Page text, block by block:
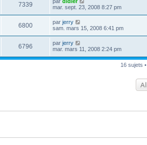
a
g
e
m
e
s
s
a
g
e
i
e
r
m
e
s
s
a
g
e
7339
u
e
i
e
r
m
e
s
s
mar. sept. 23, 2008 8:27 pm
6800V
u
D
e
i
e
r
par jerry
sam. mars 15, 2008 6:41 pm
6796
u
D
e
n
a
par jerry
mar. mars 11, 2008 2:24 pm
16 sujets